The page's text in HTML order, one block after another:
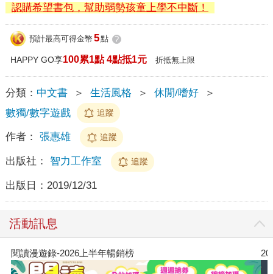
認購希望書包，幫助弱勢孩童上學不中斷！
預計最高可得金幣 5點 ?
HAPPY GO享100累1點 4點抵1元 折抵無上限
分類： 中文書 ＞ 生活風格 ＞ 休閒/嗜好
＞
數獨/數字遊戲
追蹤
作者： 張惠雄 追蹤
出版社： 智力工作室 追蹤
出版日： 2019/12/31
活動訊息
閱讀漫遊錄-2026上半年暢銷榜